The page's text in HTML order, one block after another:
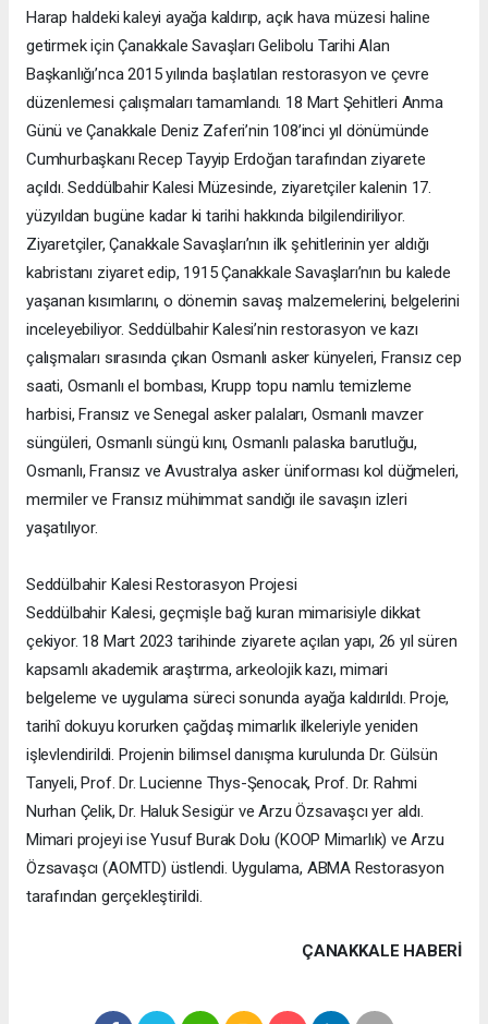
Harap haldeki kaleyi ayağa kaldırıp, açık hava müzesi haline
getirmek için Çanakkale Savaşları Gelibolu Tarihi Alan
Başkanlığı’nca 2015 yılında başlatılan restorasyon ve çevre
düzenlemesi çalışmaları tamamlandı. 18 Mart Şehitleri Anma
Günü ve Çanakkale Deniz Zaferi’nin 108’inci yıl dönümünde
Cumhurbaşkanı Recep Tayyip Erdoğan tarafından ziyarete
açıldı. Seddülbahir Kalesi Müzesinde, ziyaretçiler kalenin 17.
yüzyıldan bugüne kadar ki tarihi hakkında bilgilendiriliyor.
Ziyaretçiler, Çanakkale Savaşları’nın ilk şehitlerinin yer aldığı
kabristanı ziyaret edip, 1915 Çanakkale Savaşları’nın bu kalede
yaşanan kısımlarını, o dönemin savaş malzemelerini, belgelerini
inceleyebiliyor. Seddülbahir Kalesi’nin restorasyon ve kazı
çalışmaları sırasında çıkan Osmanlı asker künyeleri, Fransız cep
saati, Osmanlı el bombası, Krupp topu namlu temizleme
harbisi, Fransız ve Senegal asker palaları, Osmanlı mavzer
süngüleri, Osmanlı süngü kını, Osmanlı palaska barutluğu,
Osmanlı, Fransız ve Avustralya asker üniforması kol düğmeleri,
mermiler ve Fransız mühimmat sandığı ile savaşın izleri
yaşatılıyor.
Seddülbahir Kalesi Restorasyon Projesi
Seddülbahir Kalesi, geçmişle bağ kuran mimarisiyle dikkat
çekiyor. 18 Mart 2023 tarihinde ziyarete açılan yapı, 26 yıl süren
kapsamlı akademik araştırma, arkeolojik kazı, mimari
belgeleme ve uygulama süreci sonunda ayağa kaldırıldı. Proje,
tarihî dokuyu korurken çağdaş mimarlık ilkeleriyle yeniden
işlevlendirildi. Projenin bilimsel danışma kurulunda Dr. Gülsün
Tanyeli, Prof. Dr. Lucienne Thys-Şenocak, Prof. Dr. Rahmi
Nurhan Çelik, Dr. Haluk Sesigür ve Arzu Özsavaşcı yer aldı.
Mimari projeyi ise Yusuf Burak Dolu (KOOP Mimarlık) ve Arzu
Özsavaşcı (AOMTD) üstlendi. Uygulama, ABMA Restorasyon
tarafından gerçekleştirildi.
ÇANAKKALE HABERİ